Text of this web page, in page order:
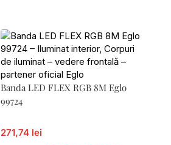
Banda LED FLEX RGB 8M Eglo
99724
271,74 lei